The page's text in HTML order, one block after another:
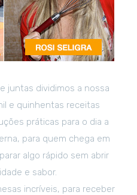
juntas dividimos a nossa
e quinhentas receitas
práticas para o dia a
para quem chega em
algo rápido sem abrir
e sabor.
incríveis, para receber